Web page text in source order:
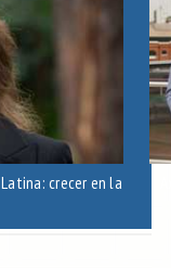
crecer en la